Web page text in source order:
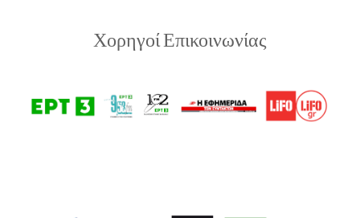
Χορηγοί Επικοινωνίας